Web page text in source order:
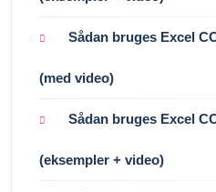
Sådan bruges Excel
(med video)
Sådan bruges Excel
(eksempler + video)